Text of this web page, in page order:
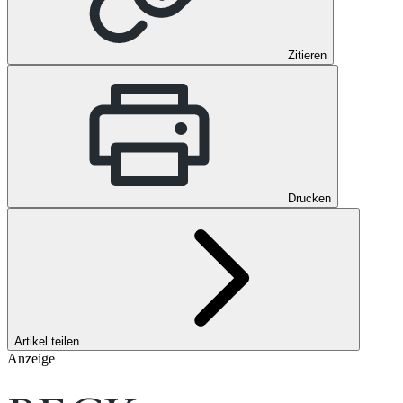
Zitieren
Drucken
Artikel teilen
Anzeige